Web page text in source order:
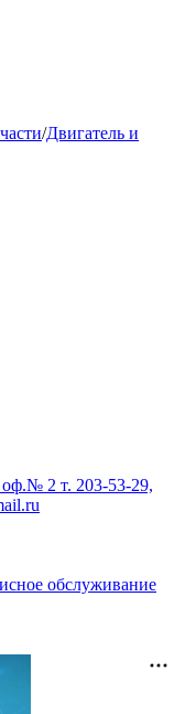
/Двигатель и
2 т. 203-53-29,
обслуживание